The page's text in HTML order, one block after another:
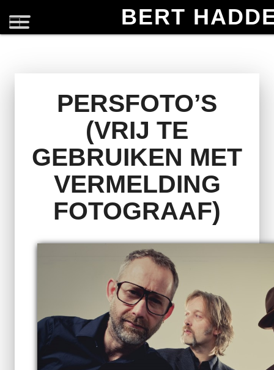
BERT
PERSFOTO’S
(VRIJ TE
GEBRUIKEN MET
VERMELDING
FOTOGRAAF)